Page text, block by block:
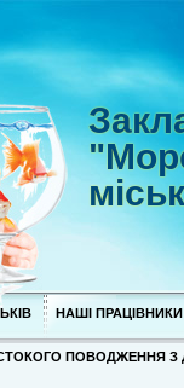
НАШІ ПРАЦІВНИКИ
ПОВОДЖЕННЯ З